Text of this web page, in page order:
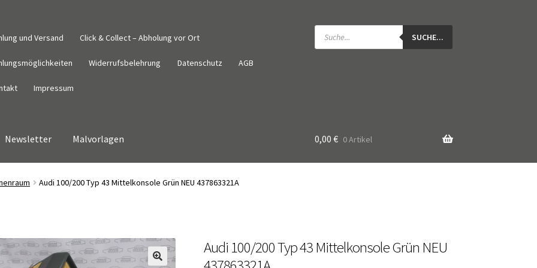
und Versand Click & Collect – Abholung vor Ort
Widerrufsbelehrung Datenschutz AGB
Impressum
Products
search SUCHE...
Newsletter Malvorlagen
Datenschutz Impressum Kasse Kontakt Malvorlagen Mein Konto
0,00 € 0 Artikel
Audi 100/200 Typ 43 Mittelkonsole Grün NEU 437863321A
Audi 100/200 Typ 43 Mittelkonsole Grün NEU